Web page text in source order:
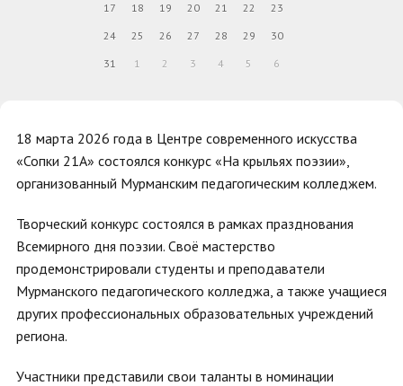
18 марта 2026 года в Центре современного искусства
«Сопки 21А» состоялся конкурс «На крыльях поэзии»,
организованный Мурманским педагогическим колледжем.
Творческий конкурс состоялся в рамках празднования
Всемирного дня поэзии. Своё мастерство
продемонстрировали студенты и преподаватели
Мурманского педагогического колледжа, а также учащиеся
других профессиональных образовательных учреждений
региона.
Участники представили свои таланты в номинации
17 18 19 20 21 22 23
24 25 26 27 28 29 30
31 1 2 3 4 5 6